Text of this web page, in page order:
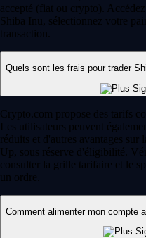
accepté (fiat ou crypto).
Shiba Inu, sélectionnez votre
transaction.
Quels sont les frais pour trader
Crypto.com propose des tarifs
Les utilisateurs peuvent
réduits et d'autres avantages
Up, sous réserve d'éligibilité.
consulter la grille tarifaire et le
un ordre.
Comment alimenter mon compte